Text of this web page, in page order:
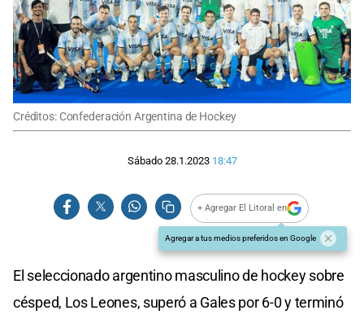
Créditos: Confederación Argentina de Hockey
Sábado 28.1.2023 18:47
+ Agregar El Litoral en
Agregar a tus medios preferidos en Google
El seleccionado argentino masculino de hockey sobre
césped, Los Leones, superó a Gales por 6-0 y terminó